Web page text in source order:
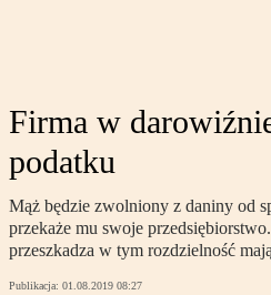
Firma w
podatku
Mąż będzie zwolniony z daniny od
przekaże mu swoje
przeszkadza w tym rozdzielność
Publikacja: 01.08.2019 08:27